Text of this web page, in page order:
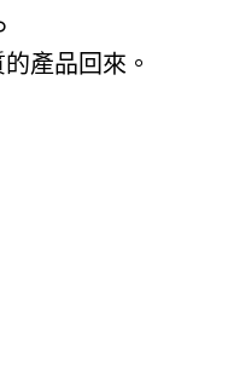
產品回來。